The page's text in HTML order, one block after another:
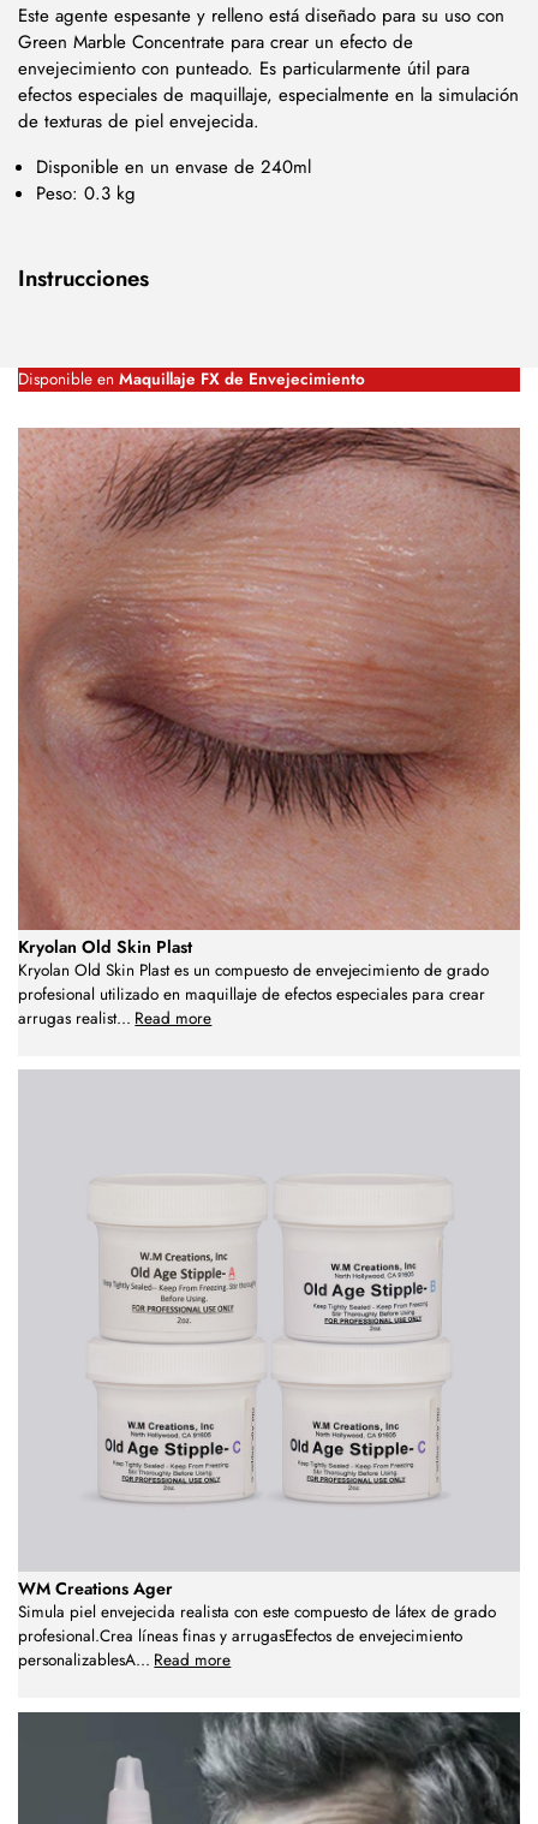
Este agente espesante y relleno está diseñado para su uso con
Green Marble Concentrate para crear un efecto de
envejecimiento con punteado. Es particularmente útil para
efectos especiales de maquillaje, especialmente en la simulación
de texturas de piel envejecida.
Disponible en un envase de 240ml
Peso: 0.3 kg
Instrucciones
Disponible en Maquillaje FX de Envejecimiento
Kryolan Old Skin Plast
Kryolan Old Skin Plast es un compuesto de envejecimiento de grado
profesional utilizado en maquillaje de efectos especiales para crear
arrugas realist... Read more
WM Creations Ager
Simula piel envejecida realista con este compuesto de látex de grado
profesional.Crea líneas finas y arrugasEfectos de envejecimiento
personalizablesA... Read more